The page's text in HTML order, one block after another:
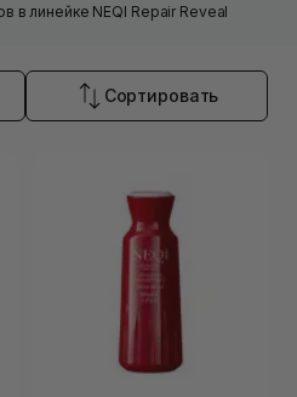
в линейке NEQI Repair Reveal
Сортировать